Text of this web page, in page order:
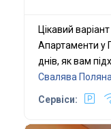
Цікавий
Апартаменти у
днів, як вам
Свалява
Сервіси: